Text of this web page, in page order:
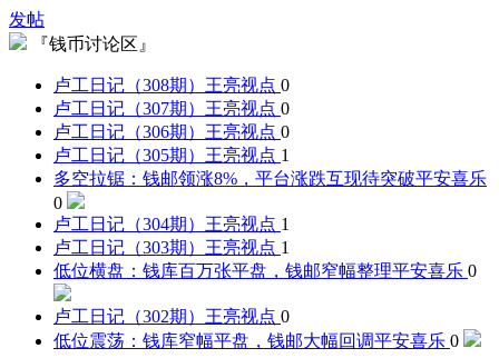
发帖
『钱币讨论区』
卢工日记（308期） 王亮视点 0
卢工日记（307期） 王亮视点 0
卢工日记（306期） 王亮视点 0
卢工日记（305期） 王亮视点 1
多空拉锯：钱邮领涨8%，平台涨跌互现待突破平安喜乐
0
卢工日记（304期） 王亮视点 1
卢工日记（303期） 王亮视点 1
低位横盘：钱库百万张平盘，钱邮窄幅整理平安喜乐 0
卢工日记（302期） 王亮视点 0
低位震荡：钱库窄幅平盘，钱邮大幅回调平安喜乐 0